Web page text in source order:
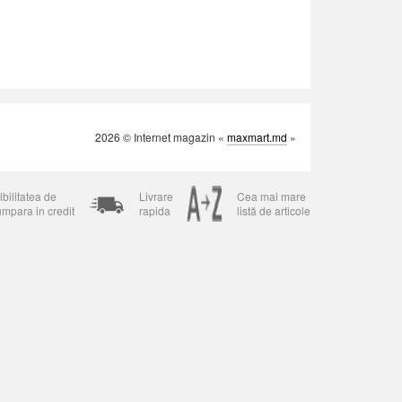
2026 © Internet magazin « maxmart.md »
de
in credit
Livrare
rapida
Cea mai mare
listă de articole